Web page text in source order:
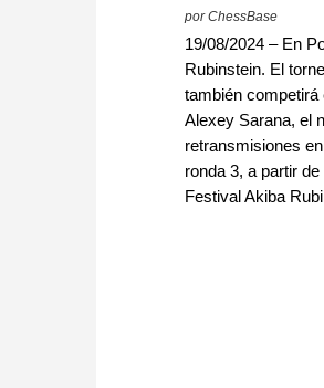
por ChessBase
19/08/2024 – En
Rubinstein. El
también
Alexey Sarana, el
retransmisiones
ronda 3, a partir
Festival Akiba